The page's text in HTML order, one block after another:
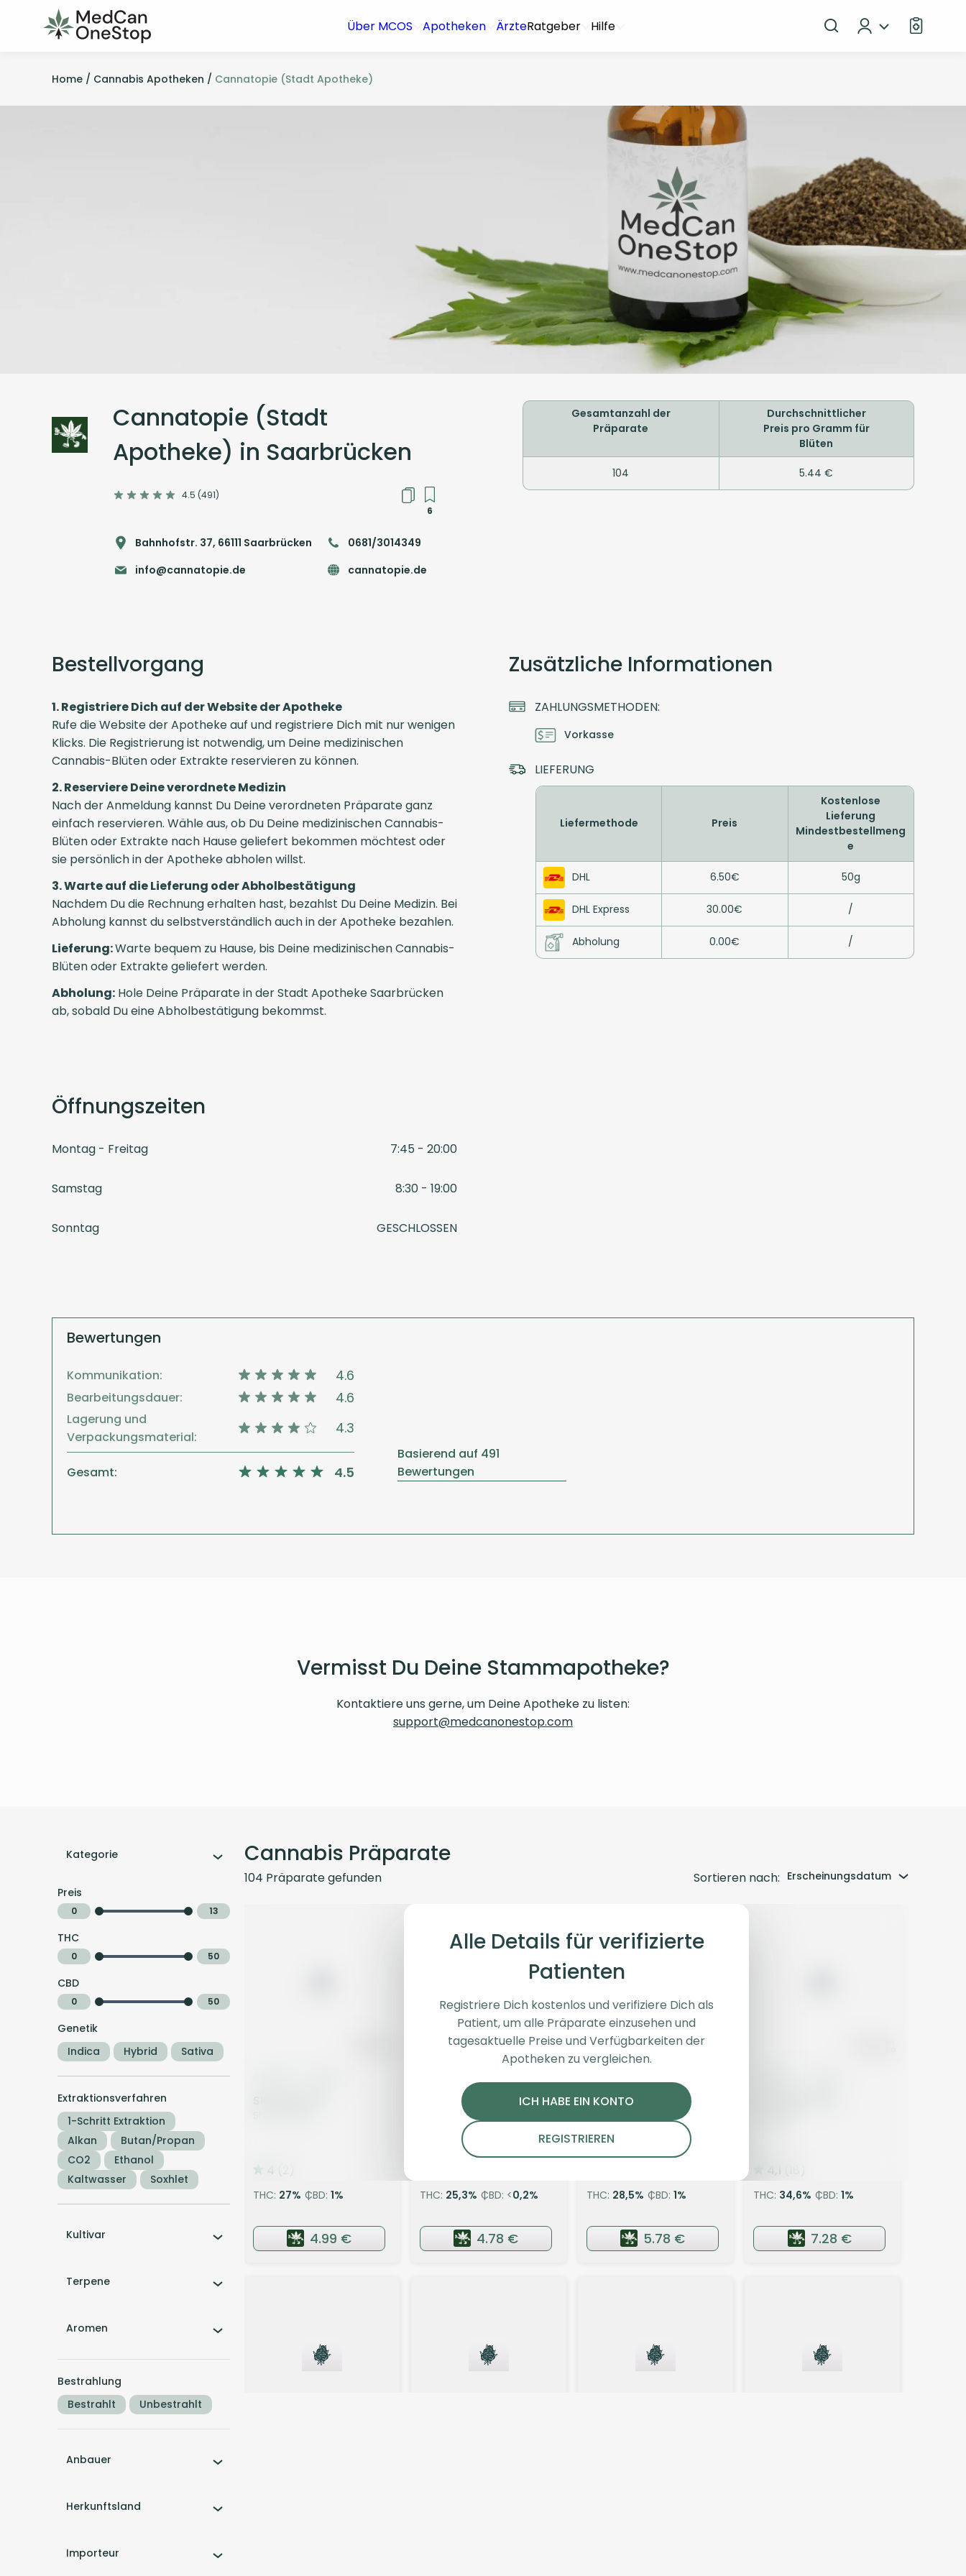
Über MCOS Apotheken ÄrzteRatgeber Hilfe
Home / Cannabis Apotheken / Cannatopie (Stadt Apotheke)
Cannatopie (Stadt
Apotheke) in Saarbrücken
4.5 (491)
6
Bahnhofstr. 37, 66111 Saarbrücken
info@cannatopie.de
0681/3014349
cannatopie.de
Gesamtanzahl der
Präparate
104
Durchschnittlicher
Preis pro Gramm für
Blüten
5.44 €
Bestellvorgang
1. Registriere Dich auf der Website der Apotheke
Rufe die Website der Apotheke auf und registriere Dich mit nur wenigen
Klicks. Die Registrierung ist notwendig, um Deine medizinischen
Cannabis-Blüten oder Extrakte reservieren zu können.
2. Reserviere Deine verordnete Medizin
Nach der Anmeldung kannst Du Deine verordneten Präparate ganz
einfach reservieren. Wähle aus, ob Du Deine medizinischen Cannabis-
Blüten oder Extrakte nach Hause geliefert bekommen möchtest oder
sie persönlich in der Apotheke abholen willst.
3. Warte auf die Lieferung oder Abholbestätigung
Nachdem Du die Rechnung erhalten hast, bezahlst Du Deine Medizin. Bei
Abholung kannst du selbstverständlich auch in der Apotheke bezahlen.
Lieferung:Warte bequem zu Hause, bis Deine medizinischen Cannabis-
Blüten oder Extrakte geliefert werden.
Abholung: Hole Deine Präparate in der Stadt Apotheke Saarbrücken
ab, sobald Du eine Abholbestätigung bekommst.
Öffnungszeiten
Montag - Freitag 7:45 - 20:00
Samstag 8:30 - 19:00
Sonntag GESCHLOSSEN
Zusätzliche Informationen
ZAHLUNGSMETHODEN:
Vorkasse
LIEFERUNG
Liefermethode Preis
Kostenlose
Lieferung
Mindestbestellmeng
e
DHL 6.50€ 50g
DHL Express 30.00€ /
Abholung 0.00€ /
Bewertungen
Kommunikation: 4.6
Bearbeitungsdauer: 4.6
Lagerung und
Verpackungsmaterial:
4.3
Gesamt: 4.5
Basierend auf 491
Bewertungen
Vermisst Du Deine Stammapotheke?
Kontaktiere uns gerne, um Deine Apotheke zu listen:
support@medcanonestop.com
Kategorie
Preis
0 13
THC
0 50
CBD
0 50
Genetik
Indica
Hybrid Sativa
Extraktionsverfahren
1-Schritt Extraktion
Alkan
Butan/Propan
CO2
Ethanol
Kaltwasser
Soxhlet
Kultivar
Terpene
Aromen
Bestrahlung
Bestrahlt
Unbestrahlt
Anbauer
Herkunftsland
Importeur
Cannabis Präparate
104 Präparategefunden Sortieren nach: Erscheinungsdatum
Alle Details für verifizierte
Patienten
Registriere Dich kostenlos und verifiziere Dich als
Patient, um alle Präparate einzusehen und
tagesaktuelle Preise und Verfügbarkeiten der
Apotheken zu vergleichen.
ICH HABE EIN KONTO
REGISTRIEREN
4
THC: 27% CBD: 1%
4.99 €
SKK CM 25/1
Cookie Monster
THC: 25,3% CBD: <0,2%
4.78 €
Kush Mountain Craft
Ice Cream Cake x Kush
Mints
THC: 28,5% CBD: 1%
5.78 €
4,1
THC: 34,6% CBD: 1%
7.28 €